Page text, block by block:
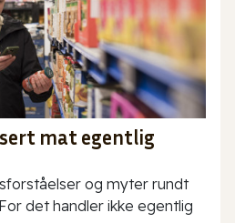
mat egentlig
og myter rundt
det handler ikke egentlig